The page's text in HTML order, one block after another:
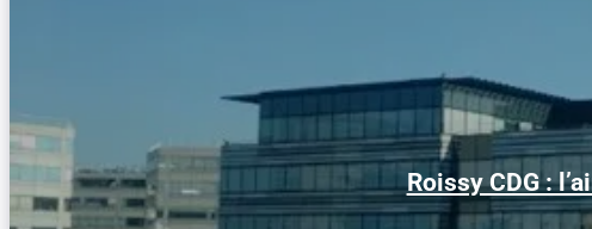
Roissy CDG :